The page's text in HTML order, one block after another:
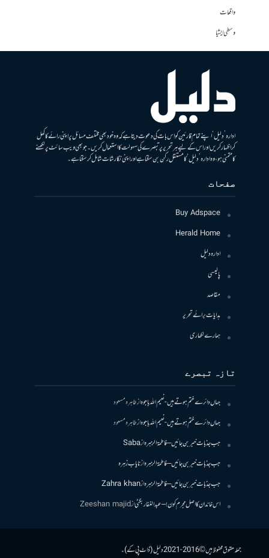
واقعات
وسطی ایشیا
ادارہ ’دلیل‘ اپنے تمام قارئین کو اس بات کی دعوت دیتا ہے کہ وہ خود بھی مختلف مسائل پر اپنی رائے کا کھل
کر اظہار کریں اور اس کے لیے ہر تحریر پر تبصرے کی سہولت کا استعمال کریں۔ جو بھی ویب سائٹ پر لکھنے
کا متمنی ہو، وہ ادارہ ’دلیل‘ کا مستقل رکن بن سکتا ہے اور اپنی نگارشات شامل کرسکتا ہے۔
صفحات
Buy Adspace
Herald Home
ادارہ دلیل
پالیسی
مقاصد
ہدایات برائے تحریر
ہمارے لکھاری
تازہ تبصرے
جہاں دائرے ختم ہوتے ہیں- نعیم اللہ باجوہازطاہرہ مسعود
جہاں دائرے ختم ہوتے ہیں- نعیم اللہ باجوہازطاہرہ مسعود
جب جذبات خبر بن جائیں – فاطمۃالزہرہازSaba
جب جذبات خبر بن جائیں – فاطمۃالزہرہازنایاب زہرہ
جب جذبات خبر بن جائیں – فاطمۃالزہرہازZahra khan
اس خاندان کا اصل مجرم کون! – عبدالغفار بگٹیازZeeshan majid
جملہ حقوق محفوظ ہیں © 2016-2021 دلیل (ڈاٹ پی کے)۔